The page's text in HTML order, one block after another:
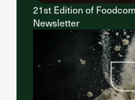
21st Edition of
Newsletter